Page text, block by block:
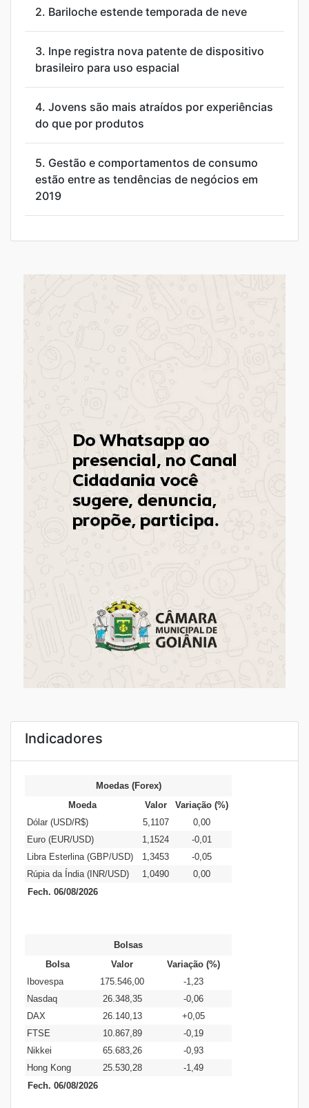
2. Bariloche estende temporada de neve
3. Inpe registra nova patente de dispositivo
brasileiro para uso espacial
4. Jovens são mais atraídos por experiências
do que por produtos
5. Gestão e comportamentos de consumo
estão entre as tendências de negócios em
2019
Indicadores
Moedas (Forex)
Moeda
Valor
Variação (%)
Dólar (USD/R$)
5,1107
0,00
Euro (EUR/USD)
1,1524
-0,01
Libra Esterlina (GBP/USD)
1,3453
-0,05
Rúpia da Índia (INR/USD)
1,0490
0,00
Fech. 06/08/2026
Bolsas
Bolsa
Valor
Variação (%)
Ibovespa
175.546,00
-1,23
Nasdaq
26.348,35
-0,06
DAX
26.140,13
+0,05
FTSE
10.867,89
-0,19
Nikkei
65.683,26
-0,93
Hong Kong
25.530,28
-1,49
Fech. 06/08/2026